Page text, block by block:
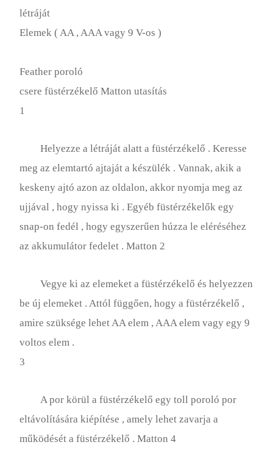
létráját
Elemek ( AA , AAA vagy 9 V-os )
Feather poroló
csere füstérzékelő Matton utasítás
1
Helyezze a létráját alatt a füstérzékelő . Keresse
meg az elemtartó ajtaját a készülék . Vannak, akik a
keskeny ajtó azon az oldalon, akkor nyomja meg az
ujjával , hogy nyissa ki . Egyéb füstérzékelők egy
snap-on fedél , hogy egyszerűen húzza le eléréséhez
az akkumulátor fedelet . Matton 2
Vegye ki az elemeket a füstérzékelő és helyezzen
be új elemeket . Attól függően, hogy a füstérzékelő ,
amire szüksége lehet AA elem , AAA elem vagy egy 9
voltos elem .
3
A por körül a füstérzékelő egy toll poroló por
eltávolítására kiépítése , amely lehet zavarja a
működését a füstérzékelő . Matton 4